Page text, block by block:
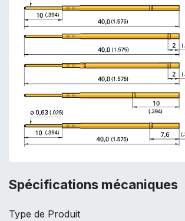
Spécifications mécaniques
Type de Produit